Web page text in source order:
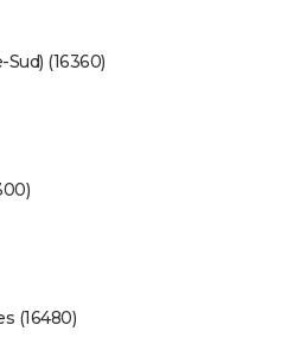
(16360)
(16480)